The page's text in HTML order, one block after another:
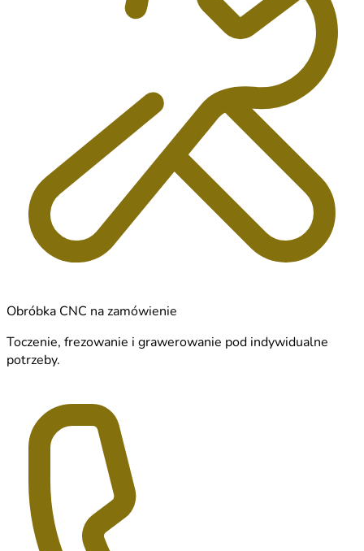
Obróbka CNC na zamówienie
Toczenie, frezowanie i grawerowanie pod indywidualne
potrzeby.